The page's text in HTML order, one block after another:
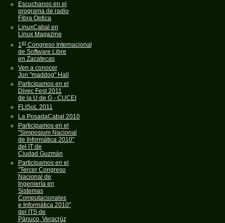
Escuchanos en el
programa de radio
Fibra Optica
LinuxCabal en
Linux Magazine
1er Congreso Internacional
de Software Libre
en Zacatecas
Ven a conocer
Jon "maddog" Hall
Participamos en el
Divec Fest 2011
de la U de G - CUCEI
FLISoL 2011
La PosadaCabal 2010
Participamos en el
"Simposium Nacional
de Informática 2010"
del IT de
Ciudad Guzmán
Participamos en el
"Tercer Congreso
Nacional de
Ingeniería en
Sistemas
Computacionales
e Informática 2010"
del ITS de
Pánuco, Veracrúz